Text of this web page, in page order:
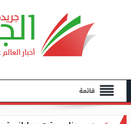
قائمة
مدير سونارم يجتمع بمواطني